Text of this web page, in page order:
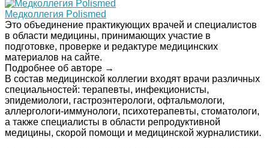
Медколлегия Polismed
Это объединение практикующих врачей и специалистов
в области медицины, принимающих участие в
подготовке, проверке и редактуре медицинских
материалов на сайте.
Подробнее об авторе →
В состав медицинской коллегии входят врачи различных
специальностей: терапевты, инфекционисты,
эпидемиологи, гастроэнтерологи, офтальмологи,
аллергологи-иммунологи, психотерапевты, стоматологи,
а также специалисты в области репродуктивной
медицины, скорой помощи и медицинской журналистики.